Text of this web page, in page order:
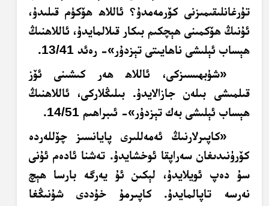
تۇرغانلىقىمىزنى كۆرمەمدۇ؟ ئاللاھ ھۆكۈم قىلىدۇ،
ئۇنىڭ ھۆكمىنى ھېچكىم بىكار قىلالمايدۇ، ئاللاھنىڭ
ھېساب ئېلىشى ناھايىتى تېزدۇر»- رەئد 13/41.
«شۈبھىسىزكى، ئاللاھ ھەر كىشىنى ئۆز
قىلمىشى بىلەن جازالايدۇ. بىلىڭلاركى، ئاللاھنىڭ
ھېساب ئېلىشى بەك تېزدۇر»- ئىبراھىم 14/51.
«كاپىرلارنىڭ ئەمەللىرى پايانسىز چۆللەردە
كۆرۈنىدىغان سەراپقا ئوخشايدۇ. تەشنا ئادەم ئۇنى
سۇ دەپ ئويلايدۇ، لېكىن ئۇ يەرگە بارسا ھېچ
نەرسە تاپالمايدۇ. كاپىرمۇ خۇددى شۇنىڭغا